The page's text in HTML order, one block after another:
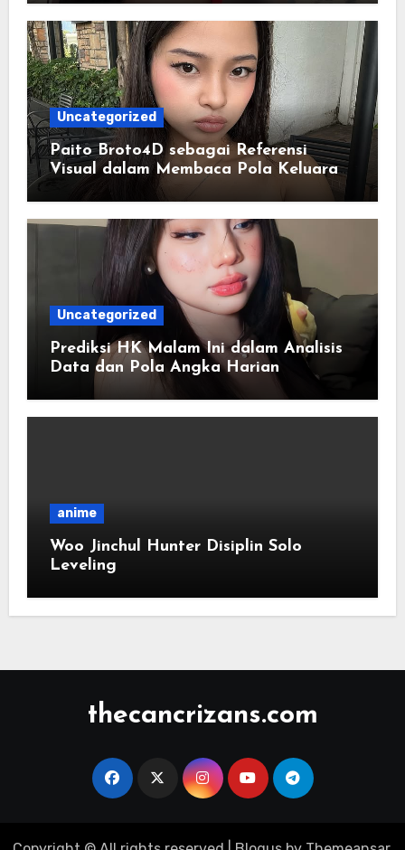
Uncategorized
Paito Broto4D sebagai Referensi
Visual dalam Membaca Pola Keluaran
Uncategorized
Prediksi HK Malam Ini dalam Analisis
Data dan Pola Angka Harian
anime
Woo Jinchul Hunter Disiplin Solo
Leveling
thecancrizans.com